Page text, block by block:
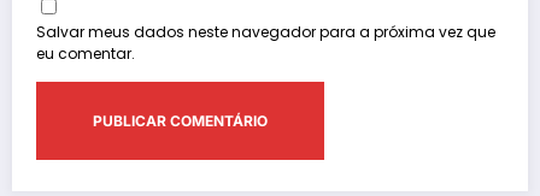
Salvar meus dados neste navegador para a próxima vez que
eu comentar.